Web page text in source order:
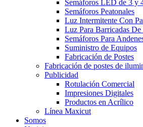
Semáforos LED de 3 y
Semáforos Peatonales
Luz Intermitente Con
Luz Para Barricadas De
Semáforos Para
Suministro de Equipos
Fabricación de Postes
Fabricación de postes de
Publicidad
Rotulación Comercial
Impresiones Digitales
Productos en Acrílico
Línea Maxicut
Somos